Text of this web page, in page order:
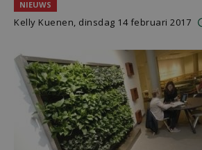
NIEUWS
Kelly Kuenen, dinsdag 14 februari 2017